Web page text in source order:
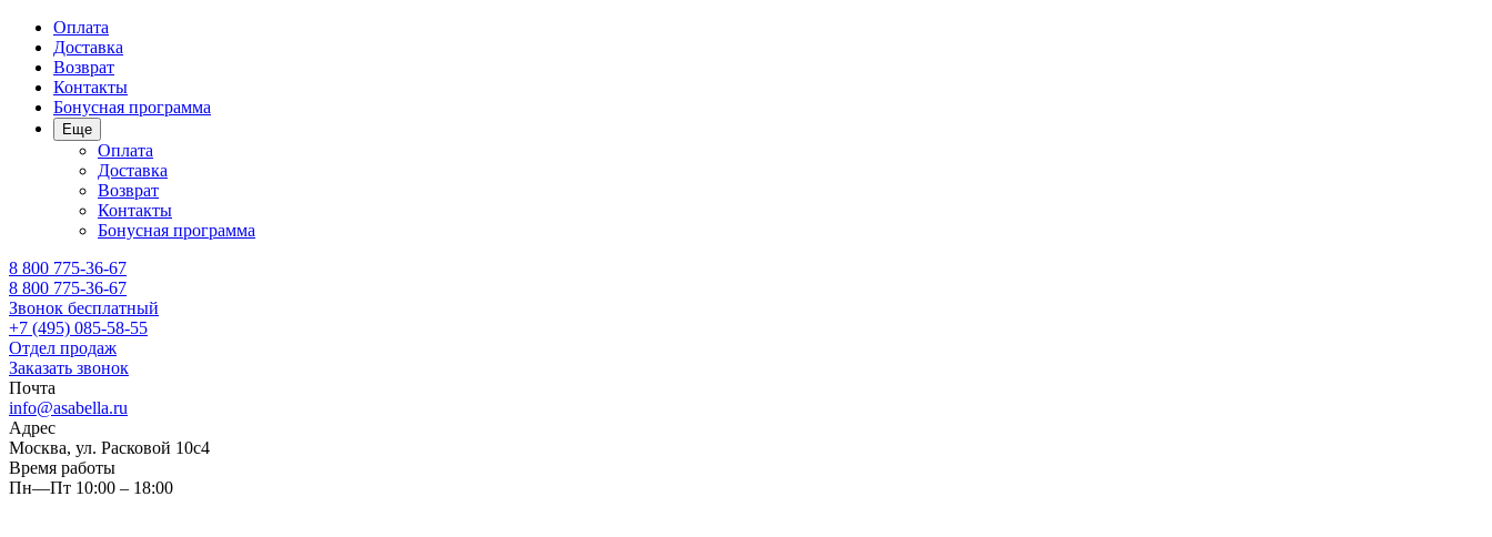
Оплата
Доставка
Возврат
Контакты
Бонусная программа
Еще
Оплата
Доставка
Возврат
Контакты
Бонусная программа
8 800 775-36-67
8 800 775-36-67
Звонок бесплатный
+7 (495) 085-58-55
Отдел продаж
Заказать звонок
Почта
info@asabella.ru
Адрес
Москва, ул. Расковой 10с4
Время работы
Пн—Пт 10:00 – 18:00